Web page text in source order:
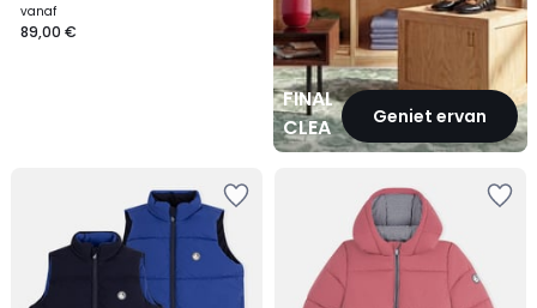
vanaf
89,00 €
FINAL
CLEARANCEGeniet ervan